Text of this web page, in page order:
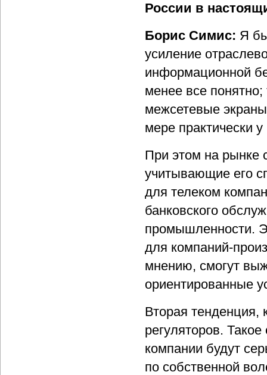
России в
Борис Симис: Я
усиление
информационной
менее все
межсетевые
мере практически
При этом на рынке
учитывающие его
для телеком
банковского
промышленности.
для компаний-
мнению, смогут
ориентированные
Вторая тенденция,
регуляторов.
компании будут
по собственной